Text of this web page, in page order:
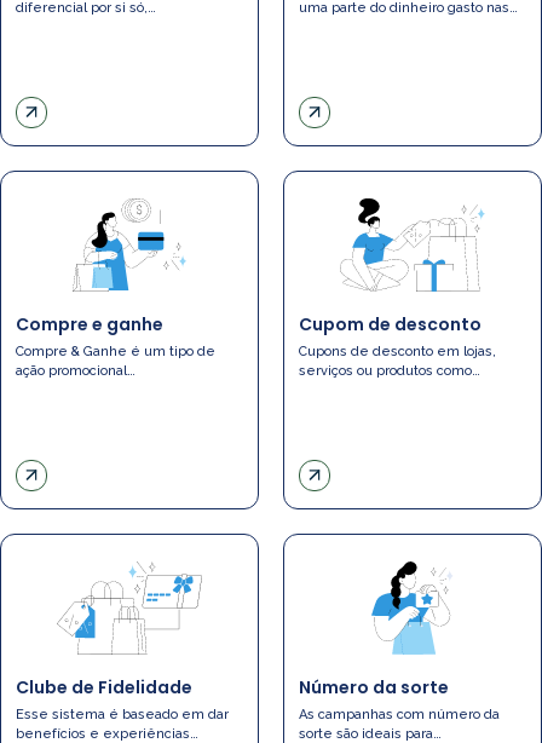
diferencial por si só,…
uma parte do dinheiro gasto nas…
Compre e ganhe
Compre & Ganhe é um tipo de
ação promocional…
Cupom de desconto
Cupons de desconto em lojas,
serviços ou produtos como…
Clube de Fidelidade
Esse sistema é baseado em dar
benefícios e experiências…
Número da sorte
As campanhas com número da
sorte são ideais para…